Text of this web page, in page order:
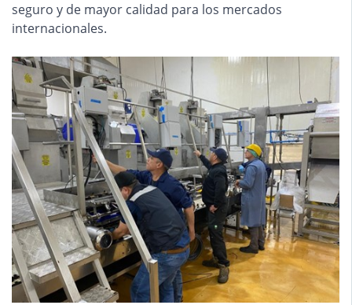
seguro y de mayor calidad para los mercados
internacionales.